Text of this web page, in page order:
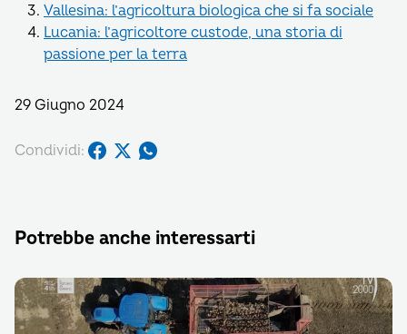
Vallesina: l’agricoltura biologica che si fa sociale
Lucania: l’agricoltore custode, una storia di
passione per la terra
29 Giugno 2024
Condividi:
Potrebbe anche interessarti